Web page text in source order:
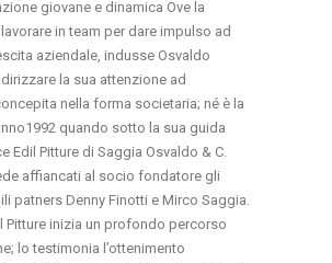
giovane e dinamica Ove la
in team per dare impulso ad
aziendale, indusse Osvaldo
la sua attenzione ad
nella forma societaria; né è la
quando sotto la sua guida
Edil Pitture di Saggia Osvaldo & C.
affiancati al socio fondatore gli
patners Denny Finotti e Mirco Saggia.
Pitture inizia un profondo percorso
lo testimonia l’ottenimento